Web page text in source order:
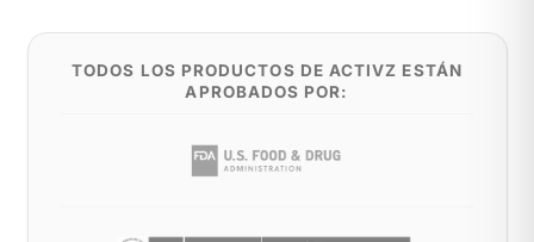
TODOS LOS PRODUCTOS DE ACTIVZ ESTÁN
APROBADOS POR: